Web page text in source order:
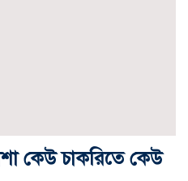
কেউ চাকরিতে কেউ